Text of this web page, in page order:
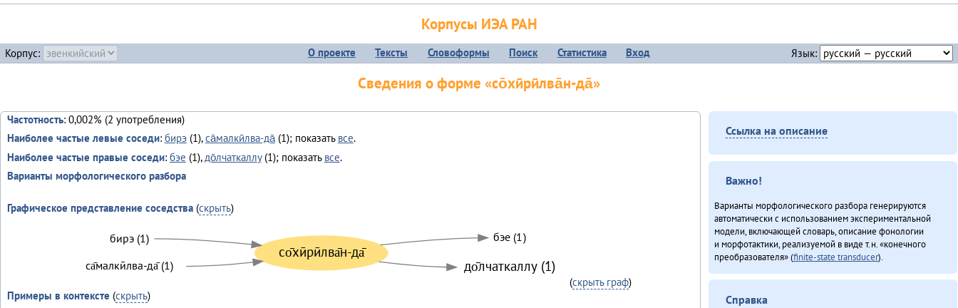
Корпусы ИЭА РАН
Корпус: О проекте Тексты Словоформы Поиск Статистика Вход Язык:
Сведения о форме «со̄хӣрӣлва̄н-да̄»
Частотность: 0,002% (2 употребления)
Наиболее частые левые соседи: бирэ(1),са̄малкӣлва-да̄(1); показать все.
Наиболее частые правые соседи: бэе (1), до̄лчаткаллу(1); показать все.
Варианты морфологического разбора
Графическое представление соседства(скрыть)
со̄хӣрӣлва̄н-да̄
бэе (1)
до̄лчаткаллу (1)
бирэ (1)
са̄малкӣлва-да̄ (1)
(скрыть граф)
Примеры в контексте (скрыть)
Ссылка на описание
Важно!
Варианты морфологического разбора генерируются
автоматически с использованием экспериментальной
модели, включающей словарь, описание фонологии
и морфотактики, реализуемой в виде т.н. «конечного
преобразователя» (finite-state transducer).
Справка